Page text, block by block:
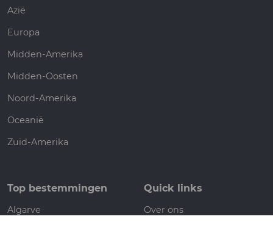
Azië
Europa
Midden-Amerika
Midden-Oosten
Noord-Amerika
Oceanië
Zuid-Amerika
Top bestemmingen
Algarve
Quick links
Over ons